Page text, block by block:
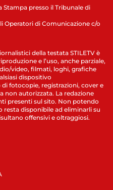
Stampa presso il Tribunale di
Operatori di Comunicazione c/o
della testata STILETV è
e l’uso, anche parziale,
video, filmati, loghi, grafiche
dispositivo
fotocopie, registrazioni, cover e
non autorizzata. La redazione
presenti sul sito. Non potendo
disponibile ad eliminarli su
offensivi e oltraggiosi.